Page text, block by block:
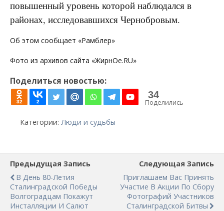
повышенный уровень которой наблюдался в
районах, исследовавшихся Чернобровым.
Об этом сообщает «Рамблер»
Фото из архивов сайта «ЖирнОе.RU»
Поделиться новостью:
32 2
34
Поделились
Категории: Люди и судьбы
Предыдущая Запись
В День 80-Летия
Сталинградской Победы
Волгоградцам Покажут
Инсталляции И Салют
Следующая Запись
Приглашаем Вас Принять
Участие В Акции По Сбору
Фотографий Участников
Сталинградской Битвы